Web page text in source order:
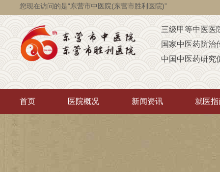
您现在访问的是“东营市中医院(东营市胜利医院)”
三级甲等中医医
国家中医药防治
中国中医药研究
省级智障儿童康
山东省AAA级定
首页 医院概况 新闻资讯 就医